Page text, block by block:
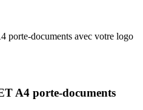
A4 porte-documents